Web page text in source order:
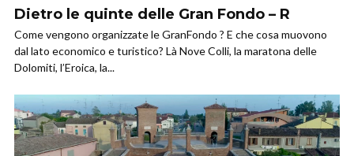
Dietro le quinte delle Gran Fondo – R
Come vengono organizzate le GranFondo ? E che cosa muovono
dal lato economico e turistico? Là Nove Colli, la maratona delle
Dolomiti, l’Eroica, la...